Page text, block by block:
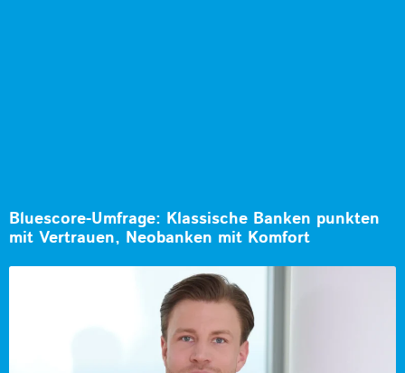
Bluescore-Umfrage: Klassische Banken punkten
mit Vertrauen, Neobanken mit Komfort